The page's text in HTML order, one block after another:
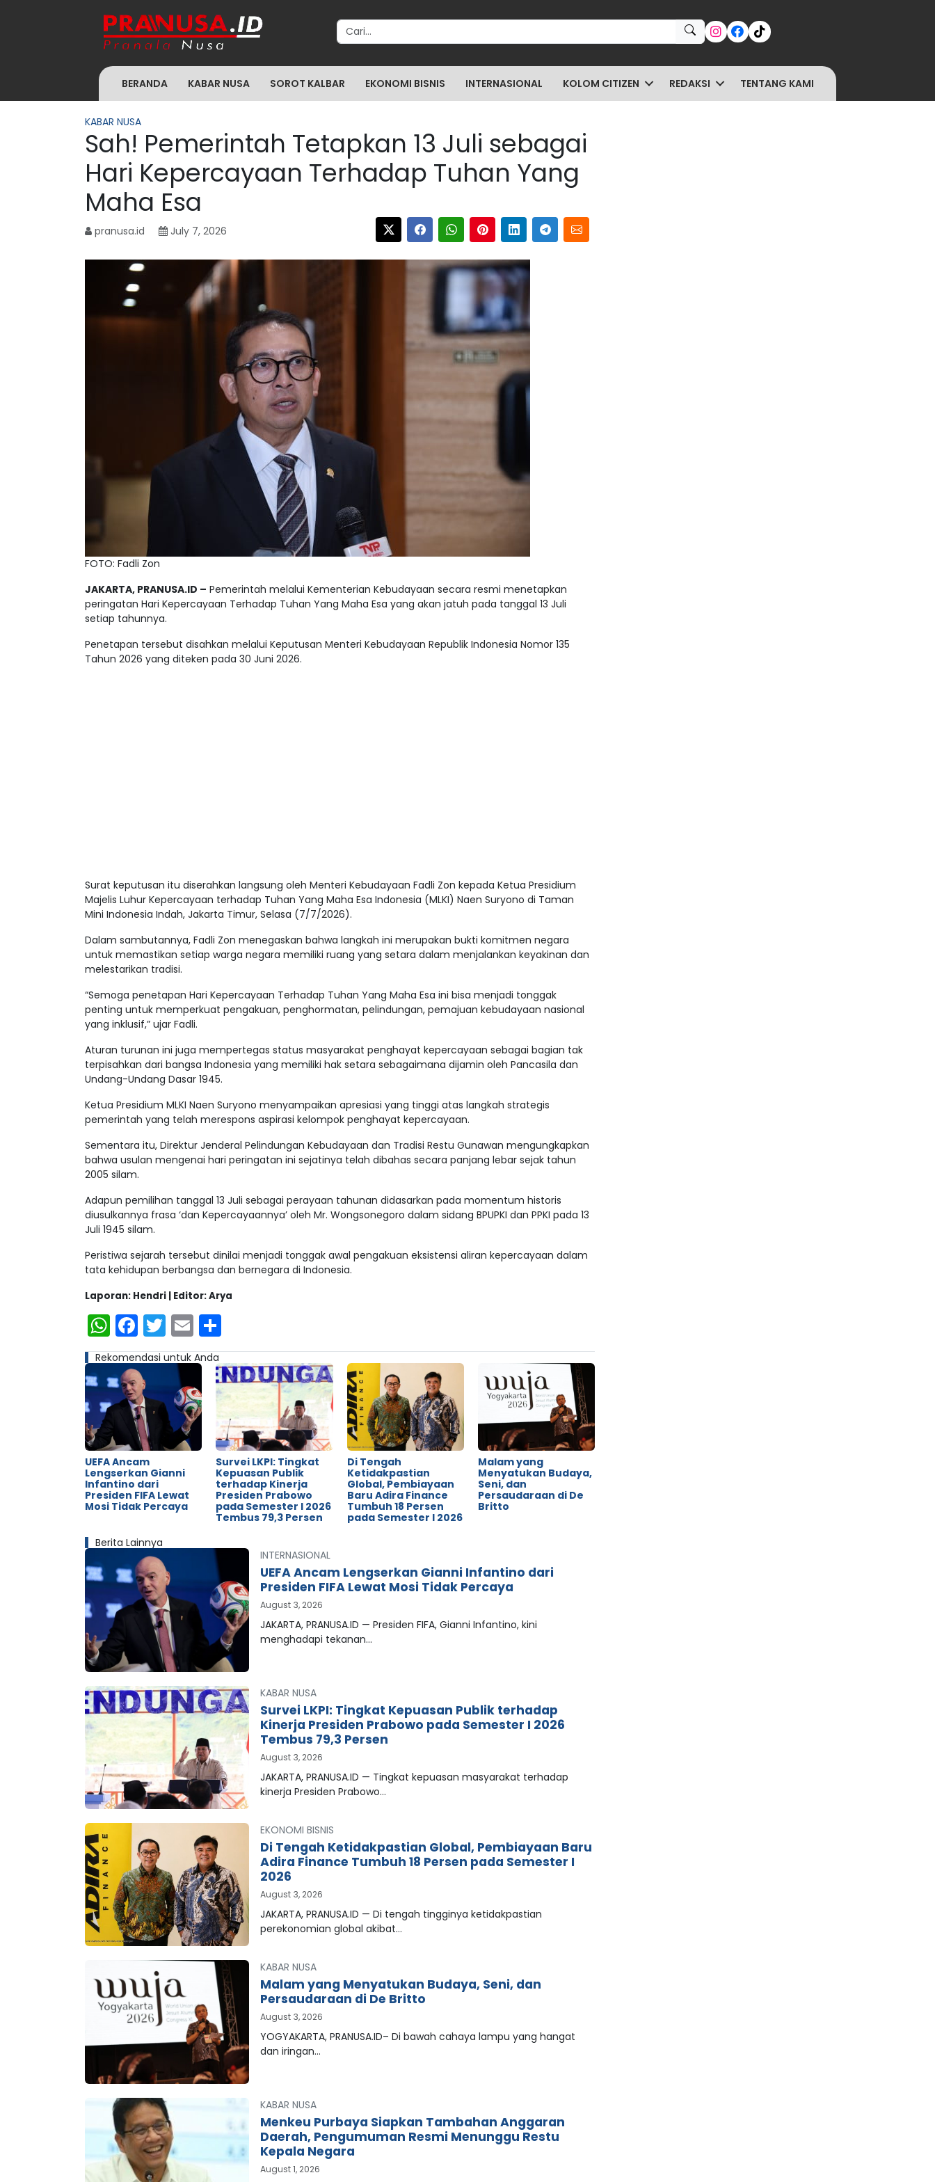
Search for:
BERANDA KABAR NUSA SOROT KALBAR EKONOMI BISNIS INTERNASIONAL KOLOM CITIZEN REDAKSI TENTANG KAMI
KABAR NUSA
Sah! Pemerintah Tetapkan 13 Juli sebagai
Hari Kepercayaan Terhadap Tuhan Yang
Maha Esa
pranusa.id July 7, 2026
FOTO: Fadli Zon
JAKARTA, PRANUSA.ID – Pemerintah melalui Kementerian Kebudayaan secara resmi menetapkan
peringatan Hari Kepercayaan Terhadap Tuhan Yang Maha Esa yang akan jatuh pada tanggal 13 Juli
setiap tahunnya.
Penetapan tersebut disahkan melalui Keputusan Menteri Kebudayaan Republik Indonesia Nomor 135
Tahun 2026 yang diteken pada 30 Juni 2026.
Surat keputusan itu diserahkan langsung oleh Menteri Kebudayaan Fadli Zon kepada Ketua Presidium
Majelis Luhur Kepercayaan terhadap Tuhan Yang Maha Esa Indonesia (MLKI) Naen Suryono di Taman
Mini Indonesia Indah, Jakarta Timur, Selasa (7/7/2026).
Dalam sambutannya, Fadli Zon menegaskan bahwa langkah ini merupakan bukti komitmen negara
untuk memastikan setiap warga negara memiliki ruang yang setara dalam menjalankan keyakinan dan
melestarikan tradisi.
“Semoga penetapan Hari Kepercayaan Terhadap Tuhan Yang Maha Esa ini bisa menjadi tonggak
penting untuk memperkuat pengakuan, penghormatan, pelindungan, pemajuan kebudayaan nasional
yang inklusif,” ujar Fadli.
Aturan turunan ini juga mempertegas status masyarakat penghayat kepercayaan sebagai bagian tak
terpisahkan dari bangsa Indonesia yang memiliki hak setara sebagaimana dijamin oleh Pancasila dan
Undang-Undang Dasar 1945.
Ketua Presidium MLKI Naen Suryono menyampaikan apresiasi yang tinggi atas langkah strategis
pemerintah yang telah merespons aspirasi kelompok penghayat kepercayaan.
Sementara itu, Direktur Jenderal Pelindungan Kebudayaan dan Tradisi Restu Gunawan mengungkapkan
bahwa usulan mengenai hari peringatan ini sejatinya telah dibahas secara panjang lebar sejak tahun
2005 silam.
Adapun pemilihan tanggal 13 Juli sebagai perayaan tahunan didasarkan pada momentum historis
diusulkannya frasa ‘dan Kepercayaannya’ oleh Mr. Wongsonegoro dalam sidang BPUPKI dan PPKI pada 13
Juli 1945 silam.
Peristiwa sejarah tersebut dinilai menjadi tonggak awal pengakuan eksistensi aliran kepercayaan dalam
tata kehidupan berbangsa dan bernegara di Indonesia.
Laporan: Hendri | Editor: Arya
WhatsApp
Facebook
Twitter
Email
Rekomendasi untuk Anda
UEFA Ancam
Lengserkan Gianni
Infantino dari
Presiden FIFA Lewat
Mosi Tidak Percaya
Survei LKPI: Tingkat
Kepuasan Publik
terhadap Kinerja
Presiden Prabowo
pada Semester I 2026
Tembus 79,3 Persen
Di Tengah
Ketidakpastian
Global, Pembiayaan
Baru Adira Finance
Tumbuh 18 Persen
pada Semester I 2026
Malam yang
Menyatukan Budaya,
Seni, dan
Persaudaraan di De
Britto
Berita Lainnya
INTERNASIONAL
UEFA Ancam Lengserkan Gianni Infantino dari
Presiden FIFA Lewat Mosi Tidak Percaya
August 3, 2026
JAKARTA, PRANUSA.ID — Presiden FIFA, Gianni Infantino, kini
menghadapi tekanan…
KABAR NUSA
Survei LKPI: Tingkat Kepuasan Publik terhadap
Kinerja Presiden Prabowo pada Semester I 2026
Tembus 79,3 Persen
August 3, 2026
JAKARTA, PRANUSA.ID — Tingkat kepuasan masyarakat terhadap
kinerja Presiden Prabowo…
EKONOMI BISNIS
Di Tengah Ketidakpastian Global, Pembiayaan Baru
Adira Finance Tumbuh 18 Persen pada Semester I
2026
August 3, 2026
JAKARTA, PRANUSA.ID — Di tengah tingginya ketidakpastian
perekonomian global akibat…
KABAR NUSA
Malam yang Menyatukan Budaya, Seni, dan
Persaudaraan di De Britto
August 3, 2026
YOGYAKARTA, PRANUSA.ID– Di bawah cahaya lampu yang hangat
dan iringan…
KABAR NUSA
Menkeu Purbaya Siapkan Tambahan Anggaran
Daerah, Pengumuman Resmi Menunggu Restu
Kepala Negara
August 1, 2026